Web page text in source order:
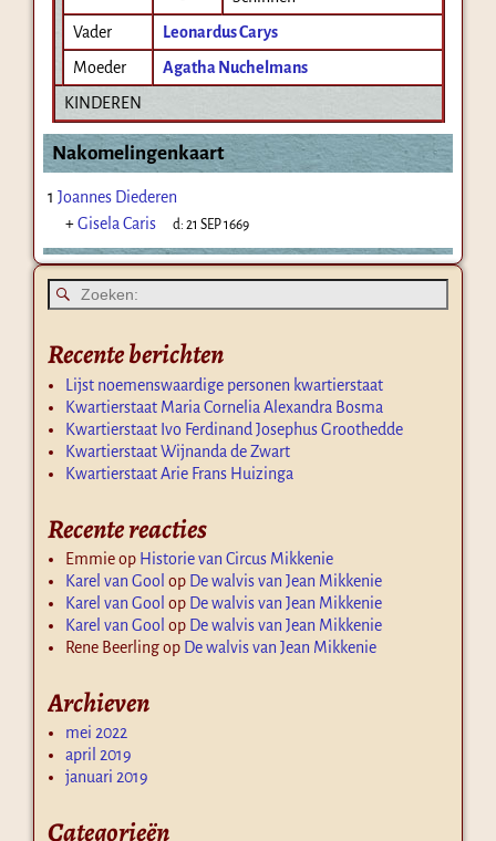
Vader
Leonardus Carys
Moeder
Agatha Nuchelmans
KINDEREN
Nakomelingenkaart
1 Joannes Diederen
+Gisela Caris d:21 SEP 1669
Recente berichten
Lijst noemenswaardige personen kwartierstaat
Kwartierstaat Maria Cornelia Alexandra Bosma
Kwartierstaat Ivo Ferdinand Josephus Groothedde
Kwartierstaat Wijnanda de Zwart
Kwartierstaat Arie Frans Huizinga
Recente reacties
Emmieop Historie van Circus Mikkenie
Karel van Gool op De walvis van Jean Mikkenie
Karel van Gool op De walvis van Jean Mikkenie
Karel van Gool op De walvis van Jean Mikkenie
Rene Beerlingop De walvis van Jean Mikkenie
Archieven
mei 2022
april 2019
januari 2019
Categorieën